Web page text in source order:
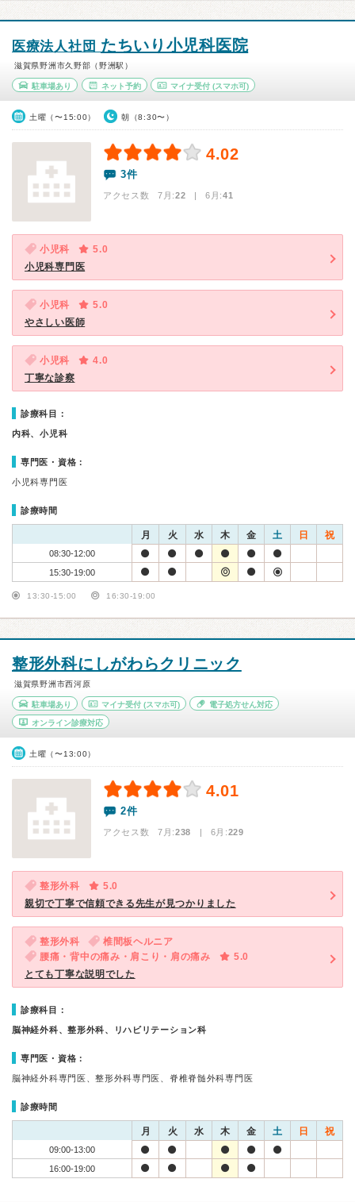
医療法人社団 たちいり小児科医院
滋賀県野洲市久野部（野洲駅）
駐車場あり ネット予約 マイナ受付 (スマホ可)
土曜（〜15:00） 朝（8:30〜）
4.02
3件
アクセス数 7月:22 | 6月:41
小児科
5.0
小児科専門医
小児科
5.0
やさしい医師
小児科
4.0
丁寧な診察
診療科目：
内科、小児科
専門医・資格：
小児科専門医
診療時間
月 火 水 木 金 土 日 祝
08:30-12:00
15:30-19:00
13:30-15:00 16:30-19:00
整形外科にしがわらクリニック
滋賀県野洲市西河原
駐車場あり マイナ受付(スマホ可) 電子処方せん対応
オンライン診療対応
土曜（〜13:00）
4.01
2件
アクセス数 7月:238 | 6月:229
整形外科
5.0
親切で丁寧で信頼できる先生が見つかりました
整形外科
椎間板ヘルニア
腰痛・背中の痛み・肩こり・肩の痛み
5.0
とても丁寧な説明でした
診療科目：
脳神経外科、整形外科、リハビリテーション科
専門医・資格：
脳神経外科専門医、整形外科専門医、脊椎脊髄外科専門医
診療時間
月 火 水 木 金 土 日 祝
09:00-13:00
16:00-19:00